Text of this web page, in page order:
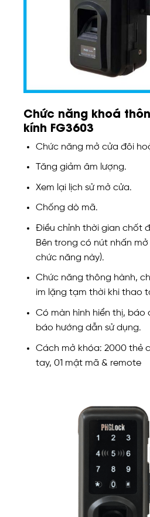
Chức năng khoá
kính FG3603
Chức năng mở cửa đôi
Tăng giảm âm lượng.
Xem lại lịch sử mở cửa.
Chống dò mã.
Điều chỉnh thời gian chốt
Bên trong có nút nhấn
chức năng này).
Chức năng thông hành,
im lặng tạm thời khi thao
Có màn hình hiển thị, báo
báo hướng dẫn sử dụng.
Cách mở khóa: 2000 thẻ
tay, 01 mật mã & remote